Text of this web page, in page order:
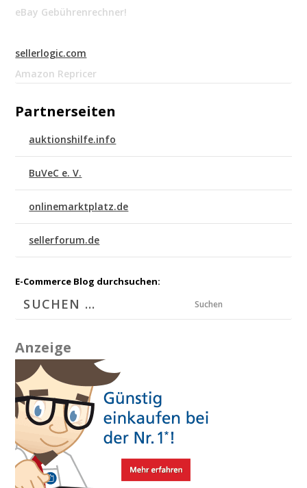
eBay Gebührenrechner!
sellerlogic.com
Amazon Repricer
Partnerseiten
auktionshilfe.info
BuVeC e. V.
onlinemarktplatz.de
sellerforum.de
E-Commerce Blog durchsuchen:
Suchen
Anzeige